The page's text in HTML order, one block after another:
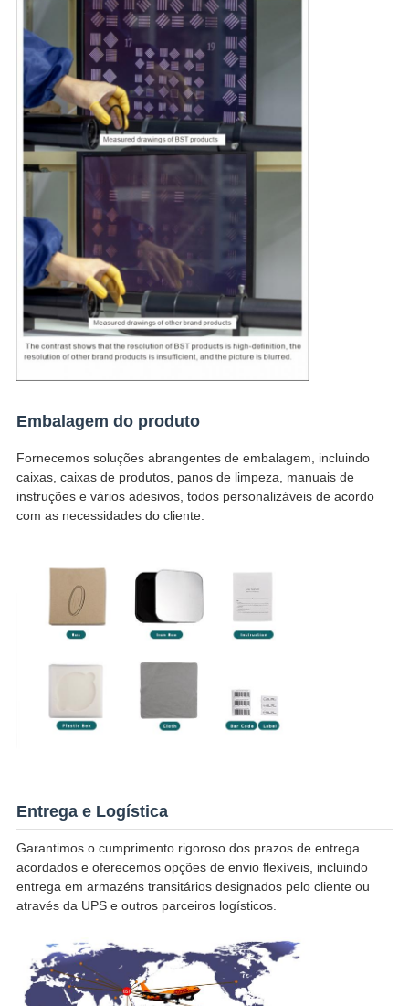
Embalagem do produto
Fornecemos soluções abrangentes de embalagem, incluindo
caixas, caixas de produtos, panos de limpeza, manuais de
instruções e vários adesivos, todos personalizáveis ​​de acordo
com as necessidades do cliente.
Entrega e Logística
Garantimos o cumprimento rigoroso dos prazos de entrega
acordados e oferecemos opções de envio flexíveis, incluindo
entrega em armazéns transitários designados pelo cliente ou
através da UPS e outros parceiros logísticos.